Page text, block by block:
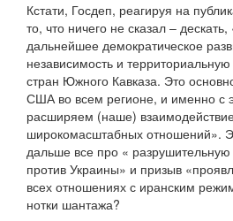
Кстати, Госдеп, реагируя на
то, что ничего не сказал –
дальнейшее демократическое
независимость и территориальную
стран Южного Кавказа. Это
США во всем регионе, и именно с
расширяем (наше)
широкомасштабных отношений».
дальше все про « разрушительную
против Украины» и призыв
всех отношениях с иранским
нотки шантажа?